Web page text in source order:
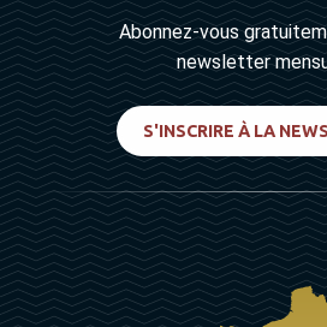
Abonnez-vous
newsletter
S'INSCRIRE À LA